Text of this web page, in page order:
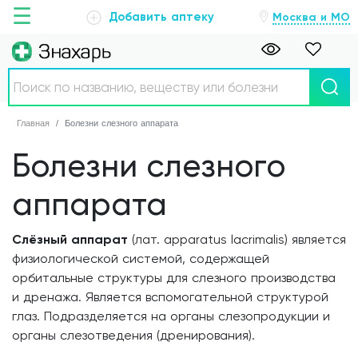
Главная
Новости
Препараты
О проекте
Обратная связь
☰ Добавить аптеку Москва и МО
Главная Болезни слезного аппарата
Болезни слезного
аппарата
Слёзный аппарат (лат. apparatus lacrimalis) является
физиологической системой, содержащей
орбитальные структуры для слезного производства
и дренажа. Является вспомогательной структурой
глаз. Подразделяется на органы слезопродукции и
органы слезотведения (дренирования).